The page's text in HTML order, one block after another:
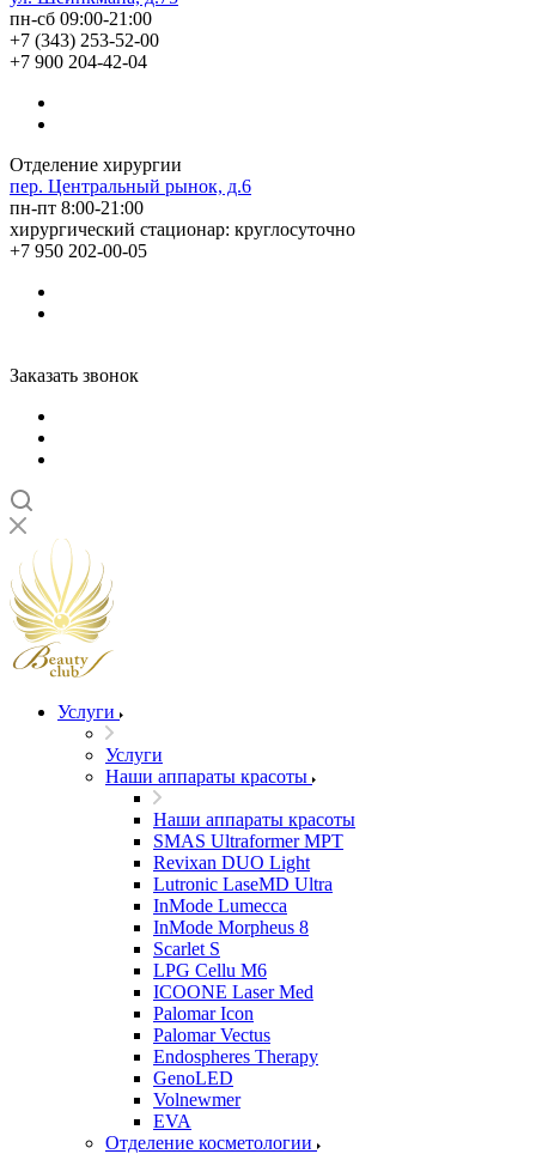
пн-сб 09:00-21:00
+7 (343) 253-52-00
+7 900 204-42-04
Отделение хирургии
пер. Центральный рынок, д.6
пн-пт 8:00-21:00
хирургический стационар: круглосуточно
+7 950 202-00-05
Заказать звонок
Услуги
Услуги
Наши аппараты красоты
Наши аппараты красоты
SMAS Ultraformer MPT
Revixan DUO Light
Lutronic LaseMD Ultra
InMode Lumecca
InMode Morpheus 8
Scarlet S
LPG Cellu M6
ICOONE Laser Med
Palomar Icon
Palomar Vectus
Endospheres Therapy
GenoLED
Volnewmer
EVA
Отделение косметологии